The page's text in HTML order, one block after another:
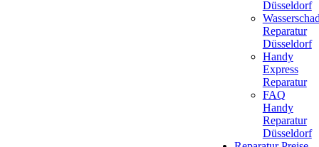
Düsseldorf
Reparatur
Düsseldorf
Handy
Express
Reparatur
FAQ
Handy
Reparatur
Düsseldorf